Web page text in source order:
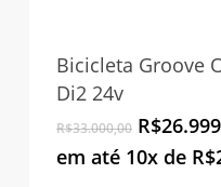
Bicicleta Groove
Di2 24v
R$33.000,00 O
preço
original
R$
em até 10x de R$